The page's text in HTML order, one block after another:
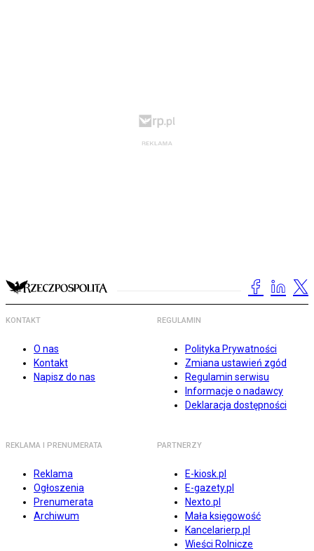
KONTAKT
O nas
Kontakt
Napisz do nas
REGULAMIN
Polityka Prywatności
Zmiana ustawień zgód
Regulamin serwisu
Informacje o nadawcy
Deklaracja dostępności
REKLAMA I PRENUMERATA
Reklama
Ogłoszenia
Prenumerata
Archiwum
PARTNERZY
E-kiosk.pl
E-gazety.pl
Nexto.pl
Mała księgowość
Kancelarierp.pl
Wieści Rolnicze